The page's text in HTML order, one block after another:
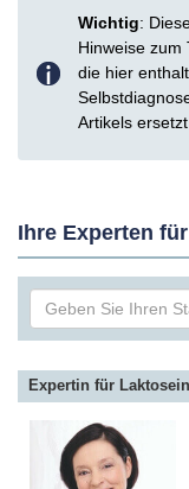
Wichtig:
Hinweise zum
die hier
Artikels
Ihre Experten
Expertin für